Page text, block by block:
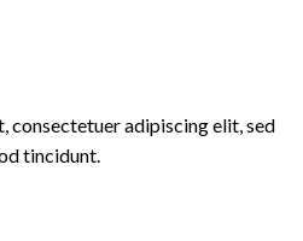
consectetuer adipiscing elit, sed
tincidunt.